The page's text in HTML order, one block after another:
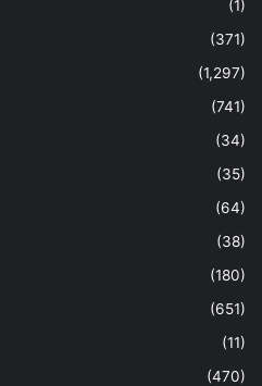
(1)
(371)
(1,297)
(741)
(34)
(35)
(64)
(38)
(180)
(651)
(11)
(470)